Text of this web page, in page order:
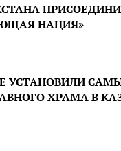
НАЦИЯ»
УСТАНОВИЛИ
ХРАМА В